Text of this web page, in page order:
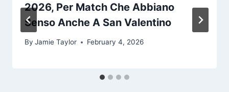
2026, Per Match Che Abbiano
Senso Anche A San Valentino
By Jamie Taylor February 4, 2026